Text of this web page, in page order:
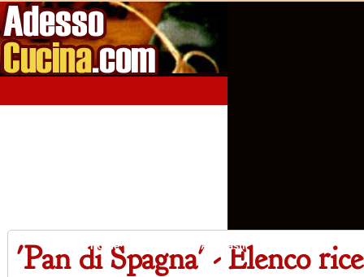
Home Antipasti
'Pan di Spagna' - Elenco